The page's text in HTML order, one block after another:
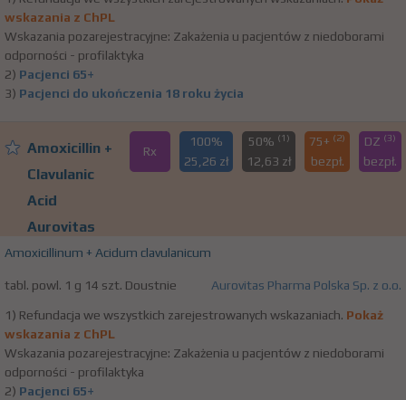
wskazania z ChPL
Wskazania pozarejestracyjne: Zakażenia u pacjentów z niedoborami
odporności - profilaktyka
2) Pacjenci 65+
3) Pacjenci do ukończenia 18 roku życia
Amoxicillin +
Clavulanic
Acid
Aurovitas
Rx
100%
25,26 zł
50% (1)
12,63 zł
75+ (2)
bezpł.
DZ (3)
bezpł.
Amoxicillinum + Acidum clavulanicum
tabl. powl. 1 g 14 szt. Doustnie Aurovitas Pharma Polska Sp. z o.o.
1) Refundacja we wszystkich zarejestrowanych wskazaniach. Pokaż
wskazania z ChPL
Wskazania pozarejestracyjne: Zakażenia u pacjentów z niedoborami
odporności - profilaktyka
2) Pacjenci 65+